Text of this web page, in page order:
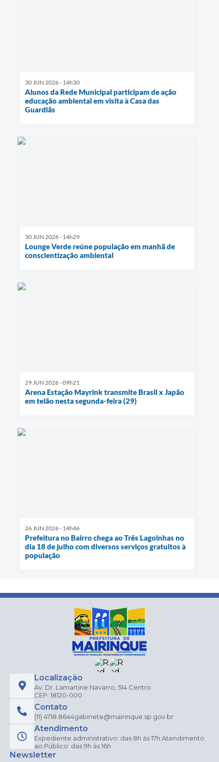
30 JUN 2026 - 14h30
Alunos da Rede Municipal participam de ação
educação ambiental em visita à Casa das
Guardiãs
30 JUN 2026 - 14h29
Lounge Verde reúne população em manhã de
conscientização ambiental
29 JUN 2026 - 09h21
Arena Estação Mayrink transmite Brasil x Japão
em telão nesta segunda-feira (29)
26 JUN 2026 - 14h46
Prefeitura no Bairro chega ao Três Lagoinhas no
dia 18 de julho com diversos serviços gratuitos à
população
Localização
Av. Dr. Lamartine Navarro, 514 Centro
CEP: 18120-000
Contato
(11) 4718.8644gabinete@mairinque.sp.gov.br
Atendimento
Expediente administrativo: das 8h às 17h Atendimento
ao Público: das 9h às 16h
Newsletter